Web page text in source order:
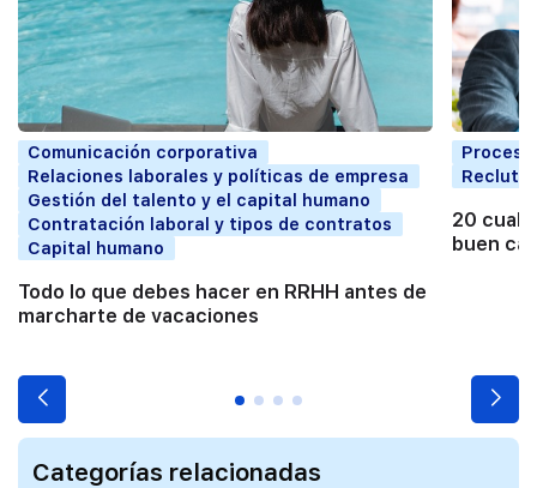
Comunicación corporativa
Relaciones laborales y políticas de empresa
Gestión del talento y el capital humano
Contratación laboral y tipos de contratos
Capital humano
Todo lo que debes hacer en RRHH antes de
marcharte de vacaciones
20
buen
Categorías relacionadas